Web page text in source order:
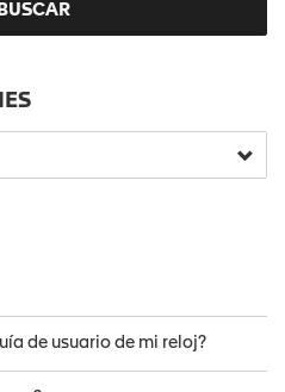
BUSCAR
de usuario de mi reloj?